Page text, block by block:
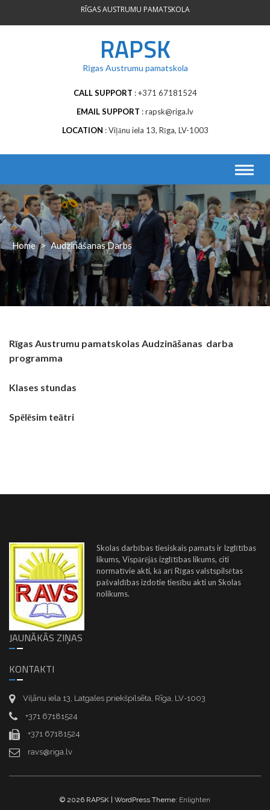
RĪGAS AUSTRUMU PAMATSKOLA
RAPSK
Rīgas Austrumu pamatskola
CALL SUPPORT
+371 67181524
EMAIL SUPPORT
rapsk@riga.lv
LOCATION
Viļānu iela 13, Rīga, LV-1003
Home > Audzināšanas Darbs
Rīgas Austrumu pamatskolas Audzināšanas darba
programma
Klases stundas
Spēlēsim teātri
Skolas darbības tiesiskais pamats ir Izglītības
likums, Vispārējās izglītības likums, citi
normatīvie akti, kā arī Rīgas valstspilsētas
pašvaldības izdotie tiesību akti un Skolas
nolikums.
JAUNĀKĀS ZIŅAS
KONTAKTI
Viļānu iela 13, Latgales priekšpilsēta, Rīga, LV-1003
+371 67181524
+371 67181524
ravs@riga.lv
© 2026 RAPSK | WordPress Theme: Enlighten